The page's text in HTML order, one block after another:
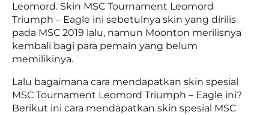
Leomord. Skin MSC Tournament Leomord
Triumph – Eagle ini sebetulnya skin yang dirilis
pada MSC 2019 lalu, namun Moonton merilisnya
kembali bagi para pemain yang belum
memilikinya.
Lalu bagaimana cara mendapatkan skin spesial
MSC Tournament Leomord Triumph – Eagle ini?
Berikut ini cara mendapatkan skin spesial MSC